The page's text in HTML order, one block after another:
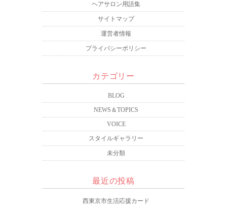
ヘアサロン用語集
サイトマップ
運営者情報
プライバシーポリシー
カテゴリー
BLOG
NEWS＆TOPICS
VOICE
スタイルギャラリー
未分類
最近の投稿
西東京市生活応援カード